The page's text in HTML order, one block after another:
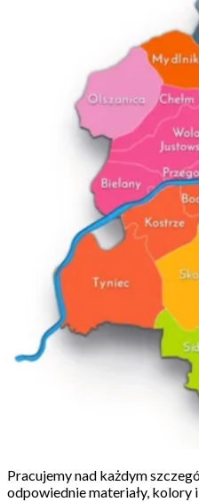
Pracujemy nad każdym
odpowiednie materiały, kolory